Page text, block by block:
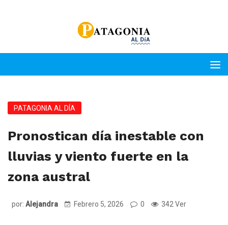
PATAGONIA AL DÍA
Pronostican día inestable con
lluvias y viento fuerte en la
zona austral
por: Alejandra Febrero 5, 2026 0 342 Ver